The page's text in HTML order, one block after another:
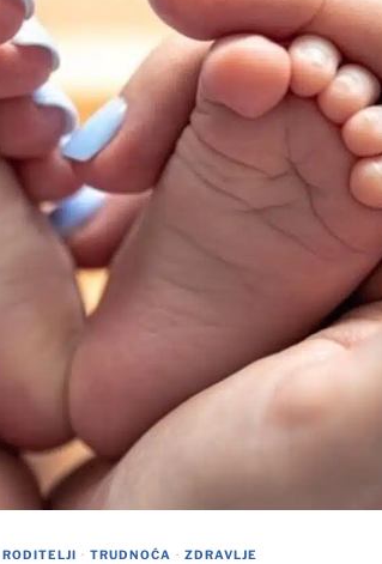
RODITELJI · TRUDNOĆA · ZDRAVLJE